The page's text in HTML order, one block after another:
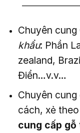
Chuyên cung
khẩu: Phần
zealand,
Điển…v.v…
Chuyên
cách, xẻ
cung cấp